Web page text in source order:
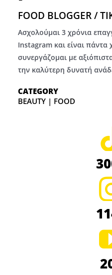
FOOD BLOGGER /
Ασχολούμαι 3 χρόνια
Instagram και είναι πάντα
συνεργάζομαι με
την καλύτερη δυνατή
CATEGORY
BEAUTY | FOOD